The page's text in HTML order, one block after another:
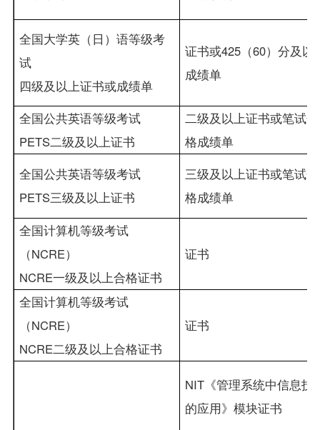
全国大学英（日）语等级考
试
四级及以上证书或成绩单
证书或425 （60）分及以
成绩单
全国公共英语等级考试
PETS二级及以上证书
二级及以上证书或笔试合
格成绩单
全国公共英语等级考试
PETS三级及以上证书
三级及以上证书或笔试合
格成绩单
全国计算机等级考试
（NCRE）
NCRE一级及以上合格证书
证书
全国计算机等级考试
（NCRE）
NCRE二级及以上合格证书
证书
NIT 《管理系统中信息技
的应用》模块证书